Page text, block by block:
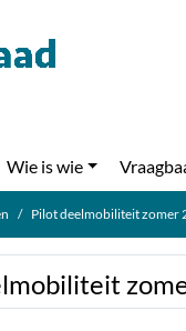
Wie is wie
Pilot deelmobiliteit zomer